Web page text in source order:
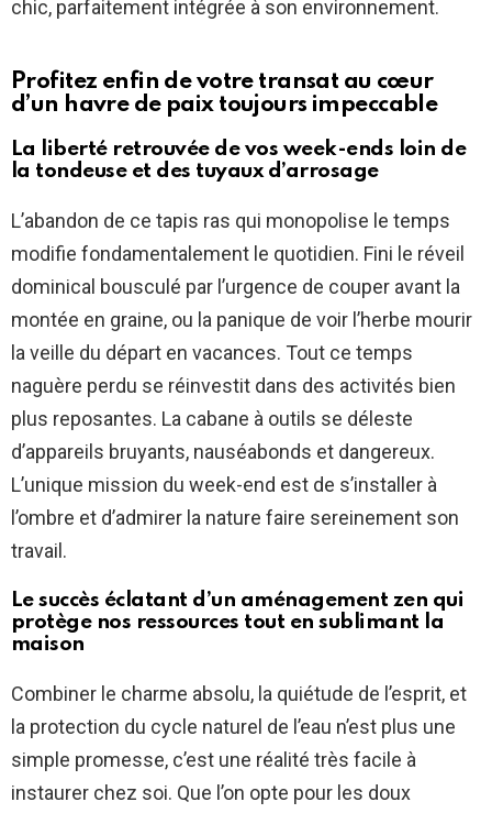
chic, parfaitement intégrée à son environnement.
Profitez enfin de votre transat au cœur
d’un havre de paix toujours impeccable
La liberté retrouvée de vos week-ends loin de
la tondeuse et des tuyaux d’arrosage
L’abandon de ce tapis ras qui monopolise le temps
modifie fondamentalement le quotidien. Fini le réveil
dominical bousculé par l’urgence de couper avant la
montée en graine, ou la panique de voir l’herbe mourir
la veille du départ en vacances. Tout ce temps
naguère perdu se réinvestit dans des activités bien
plus reposantes. La cabane à outils se déleste
d’appareils bruyants, nauséabonds et dangereux.
L’unique mission du week-end est de s’installer à
l’ombre et d’admirer la nature faire sereinement son
travail.
Le succès éclatant d’un aménagement zen qui
protège nos ressources tout en sublimant la
maison
Combiner le charme absolu, la quiétude de l’esprit, et
la protection du cycle naturel de l’eau n’est plus une
simple promesse, c’est une réalité très facile à
instaurer chez soi. Que l’on opte pour les doux